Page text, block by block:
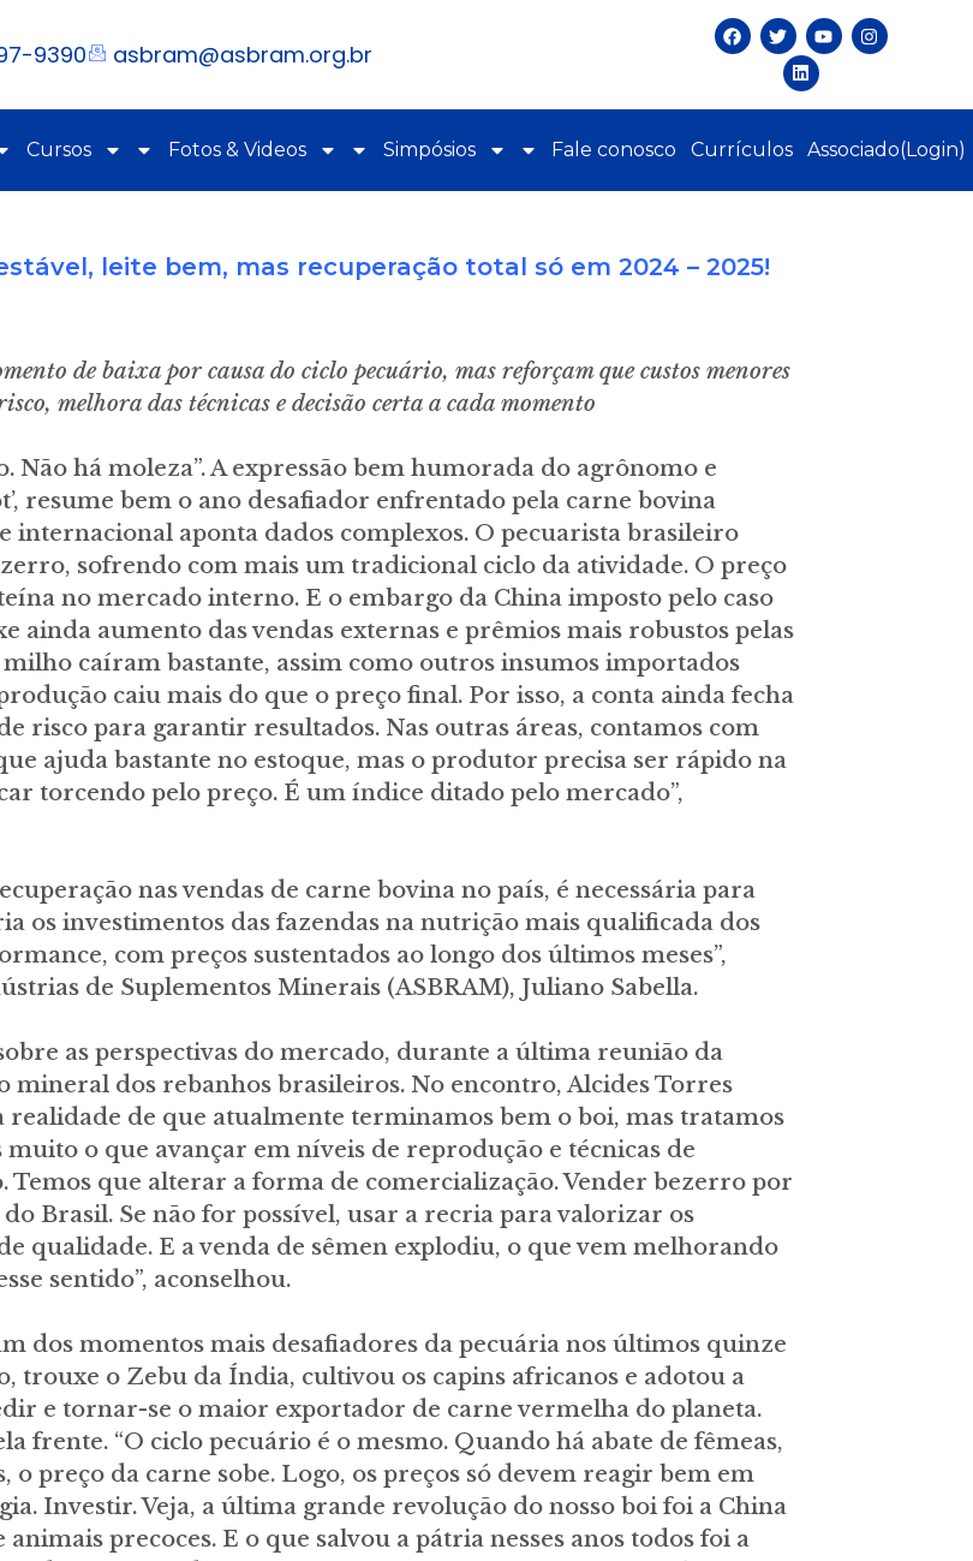
9390 asbram@asbram.org.br
Cursos Fotos & Videos Simpósios Fale conosco Currículos Associado(Login)
leite bem, mas recuperação total só em 2024 – 2025!
de baixa por causa do ciclo pecuário, mas reforçam que custos menores
melhora das técnicas e decisão certa a cada momento
há moleza”. A expressão bem humorada do agrônomo e
resume bem o ano desafiador enfrentado pela carne bovina
internacional aponta dados complexos. O pecuarista brasileiro
sofrendo com mais um tradicional ciclo da atividade. O preço
no mercado interno. E o embargo da China imposto pelo caso
ainda aumento das vendas externas e prêmios mais robustos pelas
caíram bastante, assim como outros insumos importados
caiu mais do que o preço final. Por isso, a conta ainda fecha
risco para garantir resultados. Nas outras áreas, contamos com
ajuda bastante no estoque, mas o produtor precisa ser rápido na
torcendo pelo preço. É um índice ditado pelo mercado”,
nas vendas de carne bovina no país, é necessária para
os investimentos das fazendas na nutrição mais qualificada dos
com preços sustentados ao longo dos últimos meses”,
de Suplementos Minerais (ASBRAM), Juliano Sabella.
as perspectivas do mercado, durante a última reunião da
mineral dos rebanhos brasileiros. No encontro, Alcides Torres
de que atualmente terminamos bem o boi, mas tratamos
o que avançar em níveis de reprodução e técnicas de
Temos que alterar a forma de comercialização. Vender bezerro por
Brasil. Se não for possível, usar a recria para valorizar os
qualidade. E a venda de sêmen explodiu, o que vem melhorando
sentido”, aconselhou.
dos momentos mais desafiadores da pecuária nos últimos quinze
trouxe o Zebu da Índia, cultivou os capins africanos e adotou a
e tornar-se o maior exportador de carne vermelha do planeta.
frente. “O ciclo pecuário é o mesmo. Quando há abate de fêmeas,
preço da carne sobe. Logo, os preços só devem reagir bem em
Investir. Veja, a última grande revolução do nosso boi foi a China
precoces. E o que salvou a pátria nesses anos todos foi a